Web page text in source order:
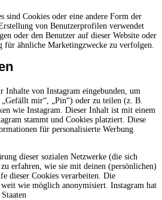
sind Cookies oder eine andere Form der
von Benutzerprofilen verwendet
oder den Benutzer auf dieser Website oder
für ähnliche Marketingzwecke zu verfolgen.
Inhalte von Instagram eingebunden, um
mir“, „Pin“) oder zu teilen (z. B.
wie Instagram. Dieser Inhalt ist mit einem
stammt und Cookies platziert. Diese
für personalisierte Werbung
dieser sozialen Netzwerke (die sich
erfahren, wie sie mit deinen (persönlichen)
dieser Cookies verarbeiten. Die
weit wie möglich anonymisiert. Instagram hat